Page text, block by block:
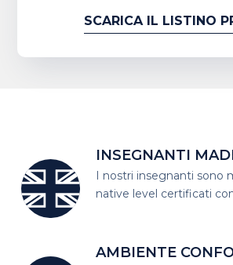
SCARICA IL LISTINO
INSEGNANTI
I nostri insegnanti sono
native level certificati
AMBIENTE